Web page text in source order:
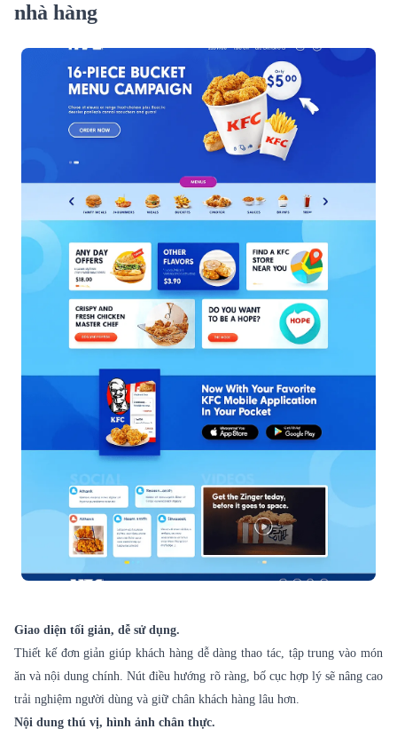
nhà hàng
Giao diện tối giản, dễ sử dụng.
Thiết kế đơn giản giúp khách hàng dễ dàng thao tác, tập trung vào món
ăn và nội dung chính. Nút điều hướng rõ ràng, bố cục hợp lý sẽ nâng cao
trải nghiệm người dùng và giữ chân khách hàng lâu hơn.
Nội dung thú vị, hình ảnh chân thực.